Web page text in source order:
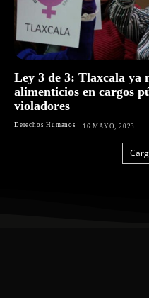
Ley 3 de 3: Tlaxcala ya
alimenticios en cargos
violadores
Derechos Humanos 16 MAYO, 2023